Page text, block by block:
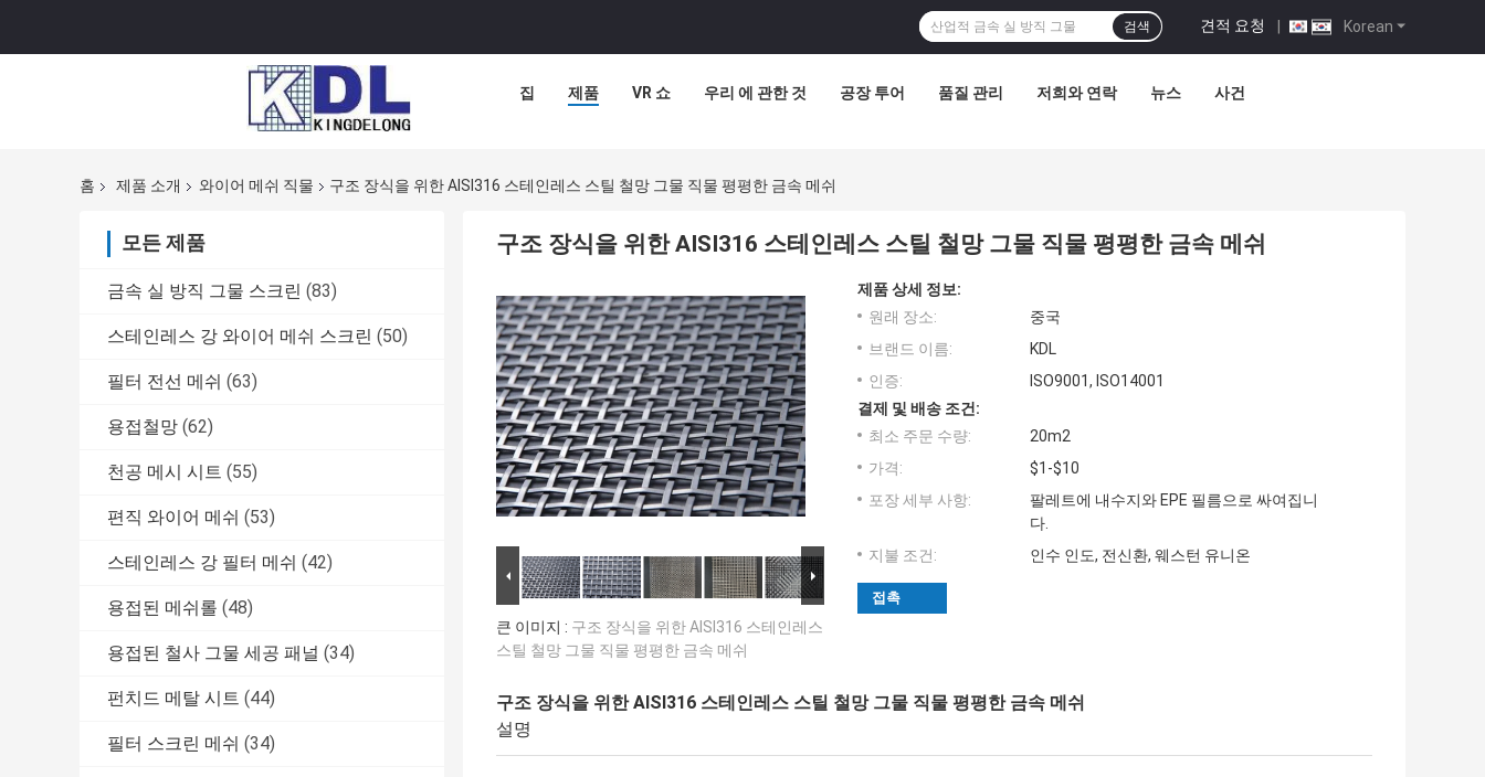
Korean
견적 요청 |
검색
집 제품 VR 쇼 우리 에 관한 것 공장 투어 품질 관리 저희와 연락 뉴스 사건
홈 제품 소개 와이어 메쉬 직물 구조 장식을 위한 AISI316 스테인레스 스틸 철망 그물 직물 평평한 금속 메쉬
모든 제품
금속 실 방직 그물 스크린 (83)
스테인레스 강 와이어 메쉬 스크린 (50)
필터 전선 메쉬 (63)
용접철망 (62)
천공 메시 시트 (55)
편직 와이어 메쉬 (53)
스테인레스 강 필터 메쉬 (42)
용접된 메쉬롤 (48)
용접된 철사 그물 세공 패널 (34)
펀치드 메탈 시트 (44)
필터 스크린 메쉬 (34)
구조 장식을 위한 AISI316 스테인레스 스틸 철망 그물 직물 평평한 금속 메쉬
큰 이미지 : 구조 장식을 위한 AISI316 스테인레스
스틸 철망 그물 직물 평평한 금속 메쉬
제품 상세 정보:
원래 장소:
중국
브랜드 이름:
KDL
인증:
ISO9001, ISO14001
결제 및 배송 조건:
최소 주문 수량:
20m2
가격:
$1-$10
포장 세부 사항:
팔레트에 내수지와 EPE 필름으로 싸여집니
다.
지불 조건:
인수 인도, 전신환, 웨스턴 유니온
접촉
구조 장식을 위한 AISI316 스테인레스 스틸 철망 그물 직물 평평한 금속 메쉬
설명